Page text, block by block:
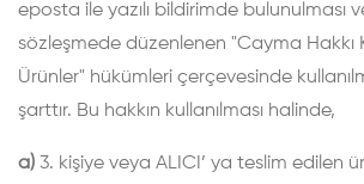
eposta ile yazılı bildirimde bulunulması
sözleşmede düzenlenen "Cayma Hakkı
Ürünler" hükümleri çerçevesinde
şarttır. Bu hakkın kullanılması halinde,
a) 3. kişiye veya ALICI’ ya teslim edilen